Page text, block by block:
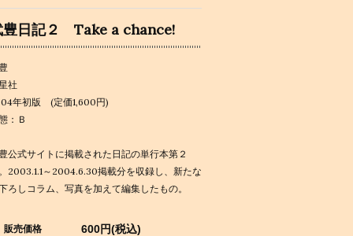
豊日記２ Take a chance!
社
年初版 (定価1,600円)
：Ｂ
公式サイトに掲載された日記の単行本第２
2003.1.1～2004.6.30掲載分を収録し、新たな
ろしコラム、写真を加えて編集したもの。
販売価格 600円(税込)